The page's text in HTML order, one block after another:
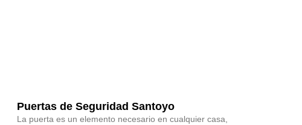
Puertas de Seguridad Santoyo
La puerta es un elemento necesario en cualquier casa,